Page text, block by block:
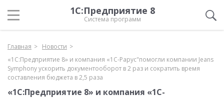
1С:Предприятие 8
Система программ
Главная
Новости
«1С:Предприятие 8» и компания «1С-Рарус"помогли компании Jeans
Symphony ускорить документооборот в 2 раз и сократить время
составления бюджета в 2,5 раза
«1С:Предприятие 8» и компания «1С-